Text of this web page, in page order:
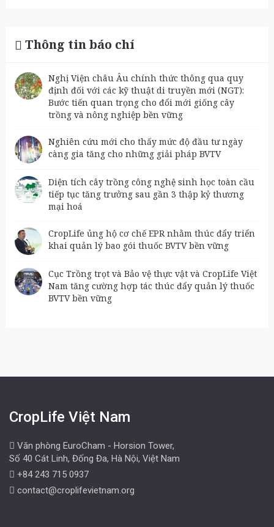
Thông tin báo chí
Nghị Viện châu Âu chính thức thông qua quy
định đối với các kỹ thuật di truyền mới (NGT):
Bước tiến quan trọng cho đổi mới giống cây
trồng và nông nghiệp bền vững
Nghiên cứu mới cho thấy mức độ đầu tư ngày
càng gia tăng cho những giải pháp BVTV
Diện tích cây trồng công nghệ sinh học toàn cầu
tiếp tục tăng trưởng sau gần 3 thập kỷ thương
mại hoá
CropLife ủng hộ cơ chế EPR nhằm thúc đẩy triển
khai quản lý bao gói thuốc BVTV bền vững
Cục Trồng trọt và Bảo vệ thực vật và CropLife Việt
Nam tăng cường hợp tác thúc đẩy quản lý thuốc
BVTV bền vững
CropLife Việt Nam
Văn phòng EuroCham - Horsion Tower,
Số 40 Cát Linh, Đống Đa, Hà Nội, Việt Nam
+84 243 715 0937
contact@croplifevietnam.org